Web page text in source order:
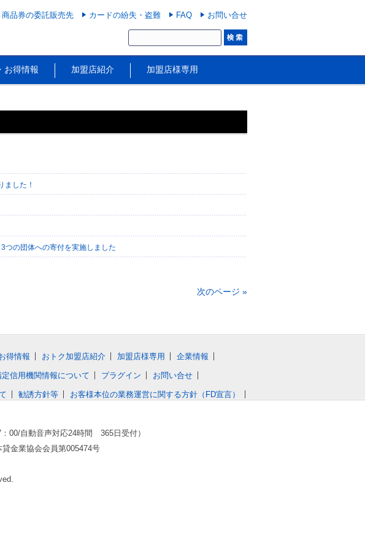
商品券の委託販売先 カードの紛失・盗難 FAQ お問い合せ
お得情報 加盟店紹介 加盟店様専用
ました！
つの団体への寄付を実施しました
次のページ »
得情報 おトク加盟店紹介 加盟店様専用 企業情報
信用機関情報について プラグイン お問い合せ
勧誘方針等 お客様本位の業務運営に関する方針（FD宣言）
00/自動音声対応24時間 365日受付）
金業協会会員第005474号